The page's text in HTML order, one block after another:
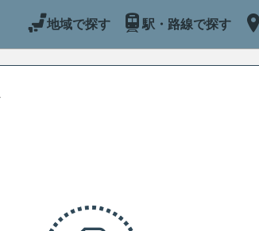
地域で探す 駅・路線で探す